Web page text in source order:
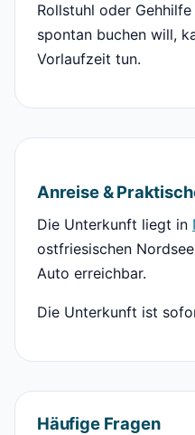
Rollstuhl oder
spontan buchen will,
Vorlaufzeit tun.
Anreise &
Die Unterkunft liegt in
ostfriesischen
Auto erreichbar.
Die Unterkunft ist
Häufige Fragen